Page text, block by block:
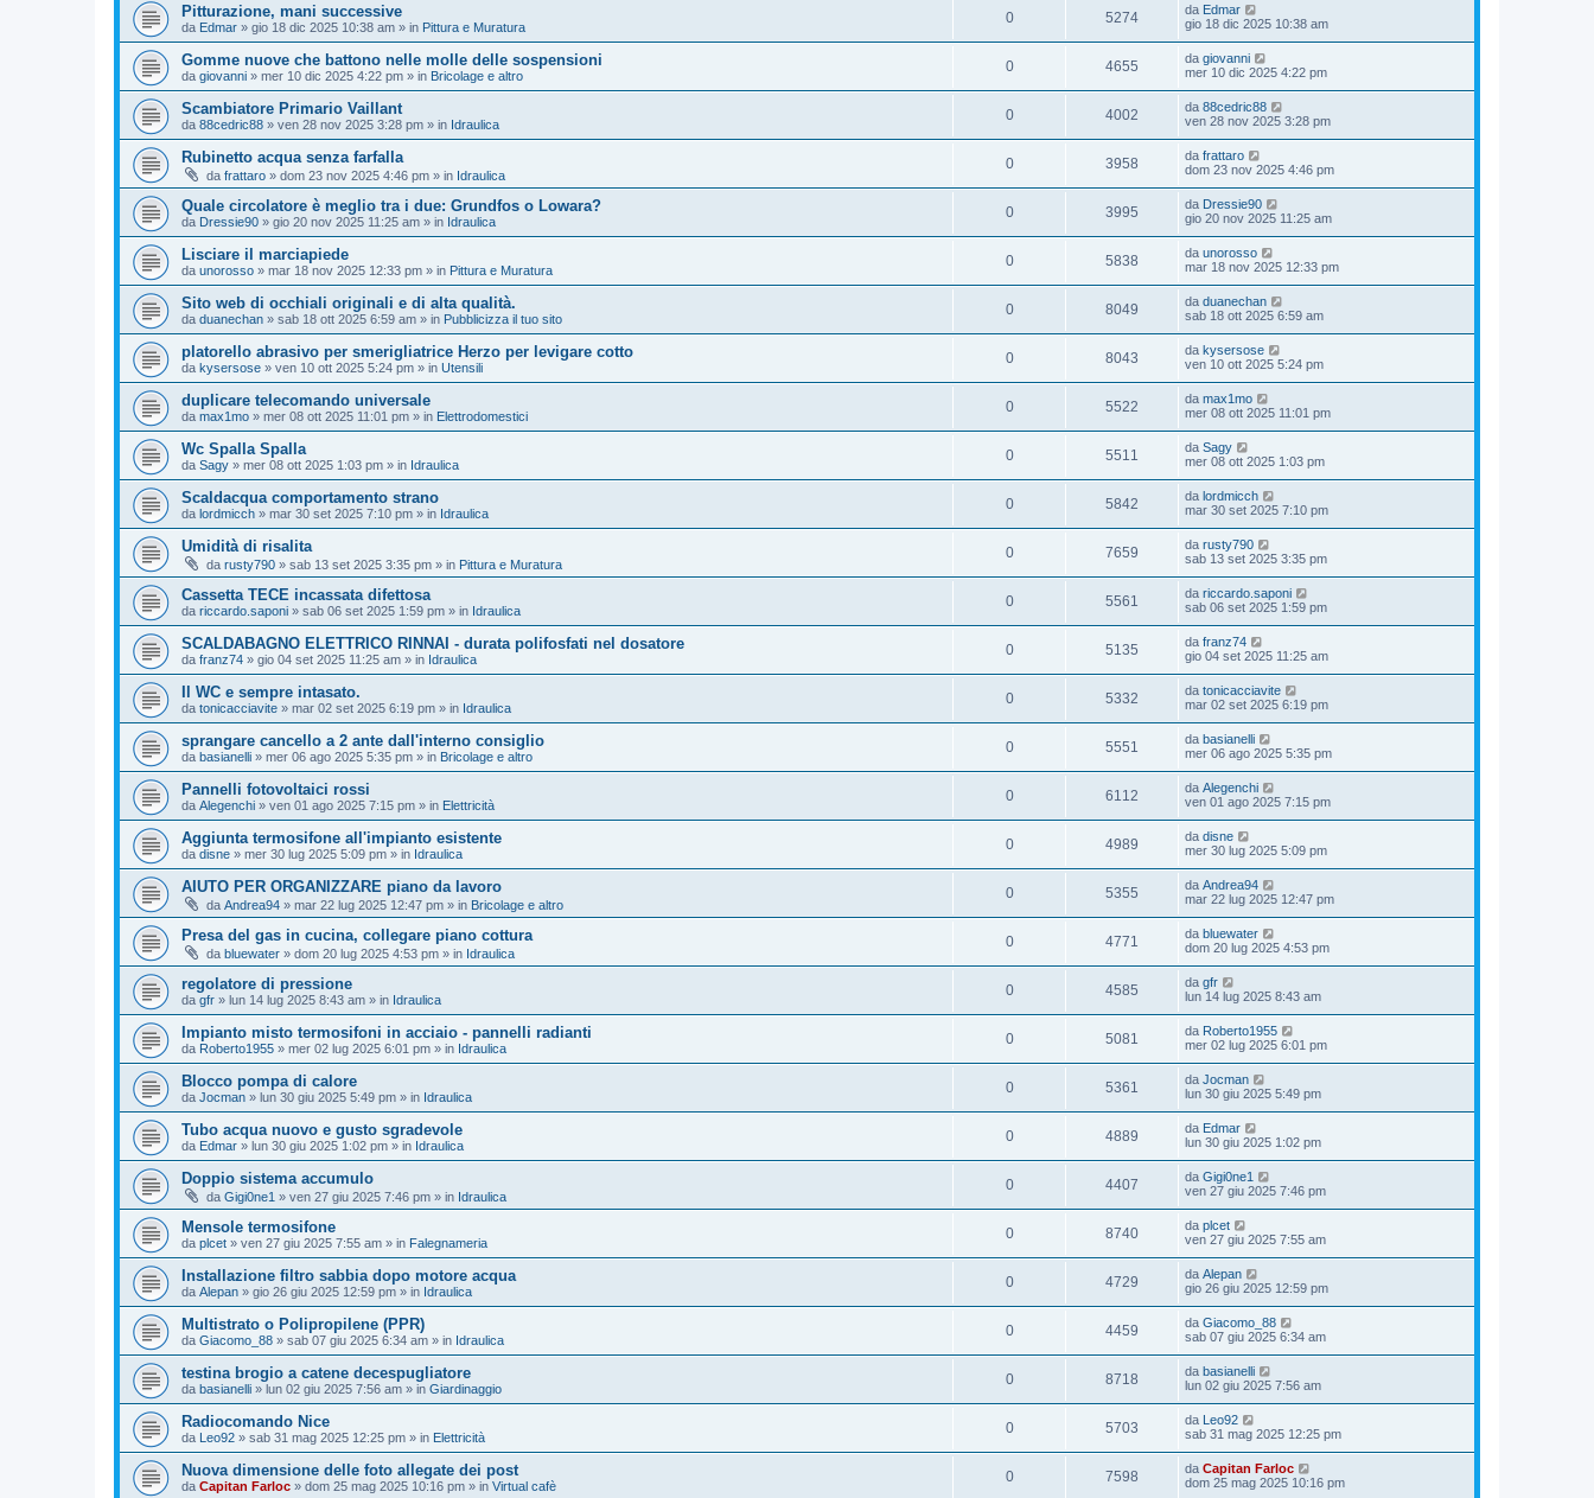
Pitturazione, mani successive
da Edmar » gio 18 dic 2025 10:38 am » in Pittura e Muratura
0 5274 da Edmar
gio 18 dic 2025 10:38 am
Gomme nuove che battono nelle molle delle sospensioni
da giovanni » mer 10 dic 2025 4:22 pm » in Bricolage e altro
0 4655 da giovanni
mer 10 dic 2025 4:22 pm
Scambiatore Primario Vaillant
da 88cedric88 » ven 28 nov 2025 3:28 pm » in Idraulica
0 4002 da 88cedric88
ven 28 nov 2025 3:28 pm
Rubinetto acqua senza farfalla
da frattaro » dom 23 nov 2025 4:46 pm » in Idraulica
0 3958 da frattaro
dom 23 nov 2025 4:46 pm
Quale circolatore è meglio tra i due: Grundfos o Lowara?
da Dressie90 » gio 20 nov 2025 11:25 am » in Idraulica
0 3995 da Dressie90
gio 20 nov 2025 11:25 am
Lisciare il marciapiede
da unorosso » mar 18 nov 2025 12:33 pm » in Pittura e Muratura
0 5838 da unorosso
mar 18 nov 2025 12:33 pm
Sito web di occhiali originali e di alta qualità.
da duanechan » sab 18 ott 2025 6:59 am » in Pubblicizza il tuo sito
0 8049 da duanechan
sab 18 ott 2025 6:59 am
platorello abrasivo per smerigliatrice Herzo per levigare cotto
da kysersose » ven 10 ott 2025 5:24 pm » in Utensili
0 8043 da kysersose
ven 10 ott 2025 5:24 pm
duplicare telecomando universale
da max1mo » mer 08 ott 2025 11:01 pm » in Elettrodomestici
0 5522 da max1mo
mer 08 ott 2025 11:01 pm
Wc Spalla Spalla
da Sagy » mer 08 ott 2025 1:03 pm » in Idraulica
0 5511 da Sagy
mer 08 ott 2025 1:03 pm
Scaldacqua comportamento strano
da lordmicch » mar 30 set 2025 7:10 pm » in Idraulica
0 5842 da lordmicch
mar 30 set 2025 7:10 pm
Umidità di risalita
da rusty790 » sab 13 set 2025 3:35 pm » in Pittura e Muratura
0 7659 da rusty790
sab 13 set 2025 3:35 pm
Cassetta TECE incassata difettosa
da riccardo.saponi » sab 06 set 2025 1:59 pm » in Idraulica
0 5561 da riccardo.saponi
sab 06 set 2025 1:59 pm
SCALDABAGNO ELETTRICO RINNAI - durata polifosfati nel dosatore
da franz74 » gio 04 set 2025 11:25 am » in Idraulica
0 5135 da franz74
gio 04 set 2025 11:25 am
Il WC e sempre intasato.
da tonicacciavite » mar 02 set 2025 6:19 pm » in Idraulica
0 5332 da tonicacciavite
mar 02 set 2025 6:19 pm
sprangare cancello a 2 ante dall'interno consiglio
da basianelli » mer 06 ago 2025 5:35 pm » in Bricolage e altro
0 5551 da basianelli
mer 06 ago 2025 5:35 pm
Pannelli fotovoltaici rossi
da Alegenchi » ven 01 ago 2025 7:15 pm » in Elettricità
0 6112 da Alegenchi
ven 01 ago 2025 7:15 pm
Aggiunta termosifone all'impianto esistente
da disne » mer 30 lug 2025 5:09 pm » in Idraulica
0 4989 da disne
mer 30 lug 2025 5:09 pm
AIUTO PER ORGANIZZARE piano da lavoro
da Andrea94 » mar 22 lug 2025 12:47 pm » in Bricolage e altro
0 5355 da Andrea94
mar 22 lug 2025 12:47 pm
Presa del gas in cucina, collegare piano cottura
da bluewater » dom 20 lug 2025 4:53 pm » in Idraulica
0 4771 da bluewater
dom 20 lug 2025 4:53 pm
regolatore di pressione
da gfr » lun 14 lug 2025 8:43 am » in Idraulica
0 4585 da gfr
lun 14 lug 2025 8:43 am
Impianto misto termosifoni in acciaio - pannelli radianti
da Roberto1955 » mer 02 lug 2025 6:01 pm » in Idraulica
0 5081 da Roberto1955
mer 02 lug 2025 6:01 pm
Blocco pompa di calore
da Jocman » lun 30 giu 2025 5:49 pm » in Idraulica
0 5361 da Jocman
lun 30 giu 2025 5:49 pm
Tubo acqua nuovo e gusto sgradevole
da Edmar » lun 30 giu 2025 1:02 pm » in Idraulica
0 4889 da Edmar
lun 30 giu 2025 1:02 pm
Doppio sistema accumulo
da Gigi0ne1 » ven 27 giu 2025 7:46 pm » in Idraulica
0 4407 da Gigi0ne1
ven 27 giu 2025 7:46 pm
Mensole termosifone
da plcet » ven 27 giu 2025 7:55 am » in Falegnameria
0 8740 da plcet
ven 27 giu 2025 7:55 am
Installazione filtro sabbia dopo motore acqua
da Alepan » gio 26 giu 2025 12:59 pm » in Idraulica
0 4729 da Alepan
gio 26 giu 2025 12:59 pm
Multistrato o Polipropilene (PPR)
da Giacomo_88 » sab 07 giu 2025 6:34 am » in Idraulica
0 4459 da Giacomo_88
sab 07 giu 2025 6:34 am
testina brogio a catene decespugliatore
da basianelli » lun 02 giu 2025 7:56 am » in Giardinaggio
0 8718 da basianelli
lun 02 giu 2025 7:56 am
Radiocomando Nice
da Leo92 » sab 31 mag 2025 12:25 pm » in Elettricità
0 5703 da Leo92
sab 31 mag 2025 12:25 pm
Nuova dimensione delle foto allegate dei post
da Capitan Farloc » dom 25 mag 2025 10:16 pm » in Virtual cafè
0 7598 da Capitan Farloc
dom 25 mag 2025 10:16 pm